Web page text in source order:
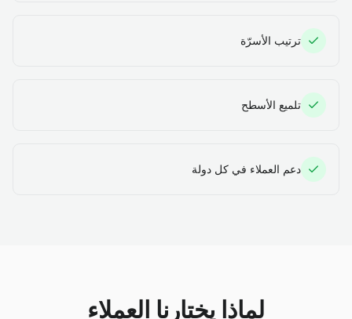
ترتيب الأسرّة
تلميع الأسطح
دعم العملاء في كل دولة
لماذا يختارنا العملاء